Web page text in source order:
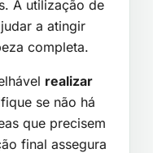
A utilização de
a atingir
completa.
realizar
se não há
que precisem
final assegura